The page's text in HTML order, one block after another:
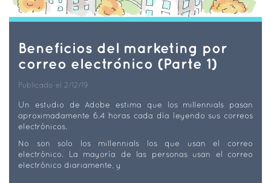
Beneficios del marketing por
correo electrónico (Parte 1)
Publicado el 2/12/19
Un estudio de Adobe estima que los millennials pasan
aproximadamente 6.4 horas cada día leyendo sus correos
electrónicos.
No son solo los millennials los que usan el correo
electrónico. La mayoría de las personas usan el correo
electrónico diariamente, y